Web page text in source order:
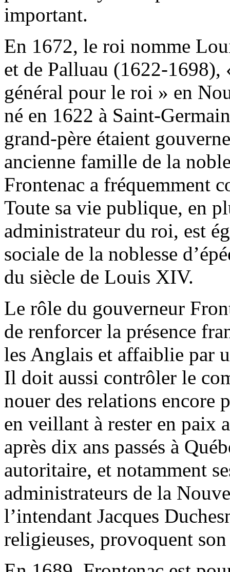
important.
En 1672, le roi nomme
et de Palluau (1622-
général pour le roi » en
né en 1622 à Saint-
grand-père étaient
ancienne famille de la
Frontenac a fréquemment
Toute sa vie publique, en
administrateur du roi, est
sociale de la noblesse
du siècle de Louis XIV.
Le rôle du gouverneur
de renforcer la présence
les Anglais et affaiblie par
Il doit aussi contrôler le
nouer des relations encore
en veillant à rester en paix
après dix ans passés à
autoritaire, et notamment
administrateurs de la
l’intendant Jacques
religieuses, provoquent